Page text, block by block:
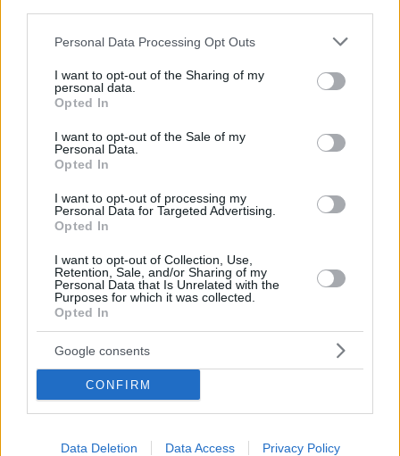
Please note that this website/app uses one or more Google
not limited to your visit or usage behaviour. You may click to
grant or deny consent to Google and its third-party tags to
use your data for below specified purposes in below Google
consent section.
Personal Data Processing Opt Outs
I want to opt-out of the Sharing of my
personal data.
Opted In
I want to opt-out of the Sale of my
Personal Data.
Opted In
I want to opt-out of processing my
Personal Data for Targeted Advertising.
Opted In
I want to opt-out of Collection, Use,
Retention, Sale, and/or Sharing of my
Personal Data that Is Unrelated with the
Purposes for which it was collected.
Opted In
Google consents
CONFIRM
Data Deletion Data Access Privacy Policy
Πνευμονική Εμβολή: Έλληνας χειρουργός βρήκε νέα
Στους πρώτους 45 ασθενείς με υψηλού κινδύνου
πνευμονική εμβολή, που εφάρμοσε τη νέα τεχνική ο
Ευθύμιος Αυγερινός, η επιτυχία ήταν 100%, η
μέρες και όλοι επέστρεψαν σπίτι τους σε άριστη
19.04.2019, 21:20